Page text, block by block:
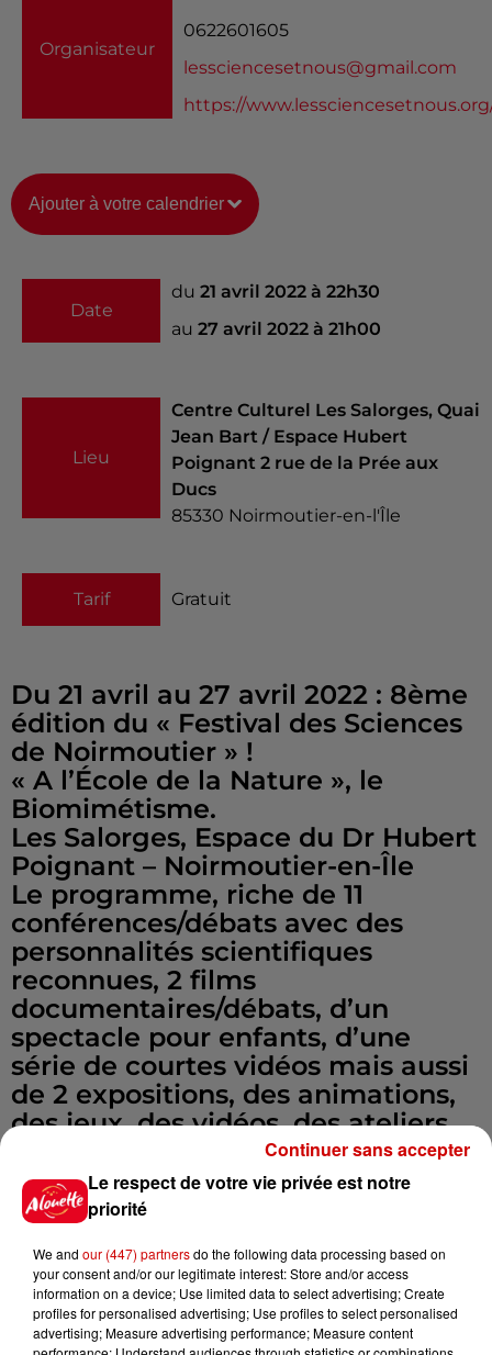
Organisateur
0622601605
lessciencesetnous@gmail.com
https://
Ajouter à votre calendrier
Date
du 21 avril 2022 à 22h30
au 27 avril 2022 à 21h00
Lieu
Centre Culturel Les Salorges, Quai
Jean Bart / Espace Hubert
Poignant 2 rue de la Prée aux
Ducs
85330 Noirmoutier-en-l'Île
Tarif Gratuit
Du 21 avril au 27 avril 2022 : 8ème
édition du « Festival des Sciences
de Noirmoutier » !
« A l’École de la Nature », le
Biomimétisme.
Les Salorges, Espace du Dr Hubert
Poignant – Noirmoutier-en-Île
Le programme, riche de 11
conférences/débats avec des
personnalités scientifiques
reconnues, 2 films
documentaires/débats, d’un
spectacle pour enfants, d’une
série de courtes vidéos mais aussi
de 2 expositions, des animations,
des jeux, des vidéos, des ateliers,
abordera le thème du
biomimétisme de façon variée et
adaptée à tous en conjuguant
A ne pas manquer, la conférence
d’inauguration « Biomimétisme : «
Le respect de votre vie privée est notre
priorité
We and our (447) partnersdo the following data processing based on
your consent and/or our legitimate interest: Store and/or access
information on a device; Use limited data to select advertising; Create
profiles for personalised advertising; Use profiles to select personalised
advertising; Measure advertising performance; Measure content
Continuer sans accepter